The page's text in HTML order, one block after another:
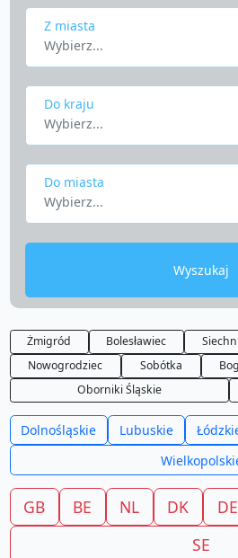
Z miasta
Wybierz...
Do kraju
Wybierz...
Do miasta
Wybierz...
Wyszukaj
Żmigród Bolesławiec
Nowogrodziec
Sobótka
Oborniki Śląskie
Dolnośląskie Lubuskie
GB BE NL DK DE
SE